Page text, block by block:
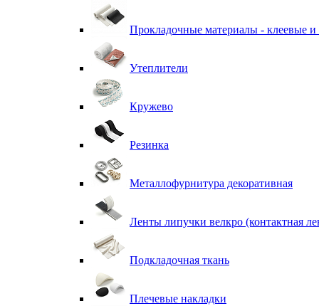
Прокладочные материалы - клеевые и
Утеплители
Кружево
Резинка
Металлофурнитура декоративная
Ленты липучки велкро (контактная
Подкладочная ткань
Плечевые накладки